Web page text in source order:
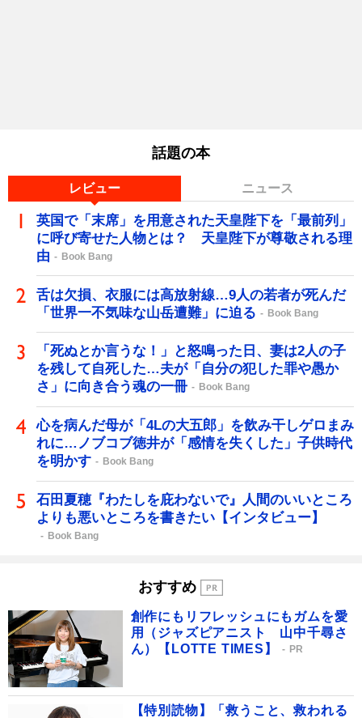
話題の本
レビュー ニュース
英国で「末席」を用意された天皇陛下を「最前列」
に呼び寄せた人物とは？ 天皇陛下が尊敬される理
由
Book Bang
舌は欠損、衣服には高放射線…9人の若者が死んだ
「世界一不気味な山岳遭難」に迫る
Book Bang
「死ぬとか言うな！」と怒鳴った日、妻は2人の子
を残して自死した…夫が「自分の犯した罪や愚か
さ」に向き合う魂の一冊
Book Bang
心を病んだ母が「4Lの大五郎」を飲み干しゲロまみ
れに…ノブコブ徳井が「感情を失くした」子供時代
を明かす
Book Bang
石田夏穂『わたしを庇わないで』人間のいいところ
よりも悪いところを書きたい【インタビュー】
Book Bang
おすすめ
創作にもリフレッシュにもガムを愛
用（ジャズピアニスト 山中千尋さ
ん）【LOTTE TIMES】
PR
【特別読物】「救うこと、救われる